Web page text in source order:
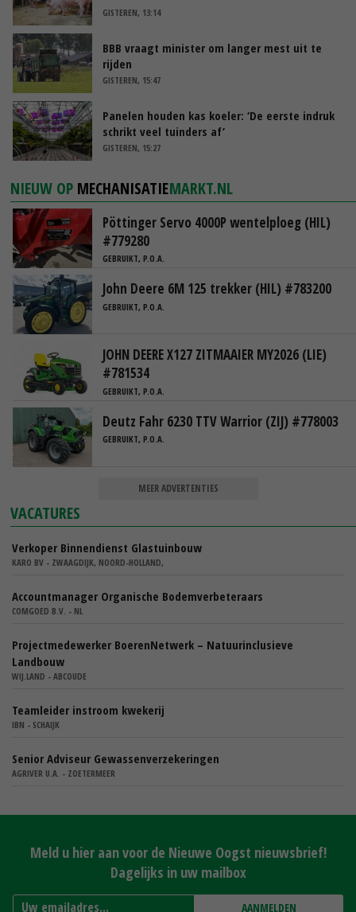
GISTEREN, 13:14
BBB vraagt minister om langer mest uit te
rijden
GISTEREN, 15:47
Panelen houden kas koeler: ‘De eerste indruk
schrikt veel tuinders af’
GISTEREN, 15:27
NIEUW OP MECHANISATIEMARKT.NL
Pöttinger Servo 4000P wentelploeg (HIL)
#779280
GEBRUIKT, P.O.A.
John Deere 6M 125 trekker (HIL) #783200
GEBRUIKT, P.O.A.
JOHN DEERE X127 ZITMAAIER MY2026 (LIE)
#781534
GEBRUIKT, P.O.A.
Deutz Fahr 6230 TTV Warrior (ZIJ) #778003
GEBRUIKT, P.O.A.
MEER ADVERTENTIES
VACATURES
Verkoper Binnendienst Glastuinbouw
KARO BV - ZWAAGDIJK, NOORD-HOLLAND,
Accountmanager Organische Bodemverbeteraars
COMGOED B.V. - NL
Projectmedewerker BoerenNetwerk – Natuurinclusieve
Landbouw
WIJ.LAND - ABCOUDE
Teamleider instroom kwekerij
IBN - SCHAIJK
Senior Adviseur Gewassenverzekeringen
AGRIVER U.A. - ZOETERMEER
Meld u hier aan voor de Nieuwe Oogst nieuwsbrief!
Dagelijks in uw mailbox
AANMELDEN